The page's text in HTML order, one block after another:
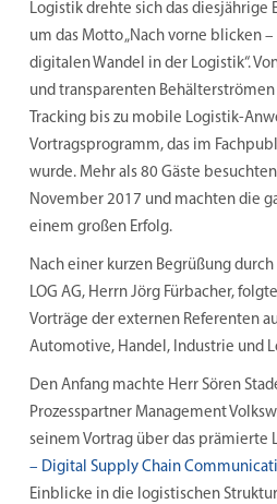
Logistik drehte sich das diesjährige
um das Motto „Nach vorne blicken
digitalen Wandel in der Logistik“.
und transparenten
Tracking bis zu mobile Logistik-
Vortragsprogramm, das im
wurde. Mehr als 80 Gäste
November 2017 und machten die
einem großen Erfolg.
Nach einer kurzen Begrüßung durch
LOG AG, Herrn Jörg Fürbacher,
Vorträge der externen Referenten
Automotive, Handel, Industrie und
Den Anfang machte Herr Sören
Prozesspartner Management
seinem Vortrag über das prämierte
– Digital Supply Chain
Einblicke in die logistischen